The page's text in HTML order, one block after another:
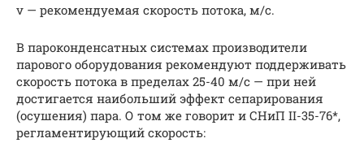
v — рекомендуемая скорость потока, м/с.
В пароконденсатных системах производители
парового оборудования рекомендуют поддерживать
скорость потока в пределах 25-40 м/с — при ней
достигается наибольший эффект сепарирования
(осушения) пара. О том же говорит и СНиП II-35-76*,
регламентирующий скорость: